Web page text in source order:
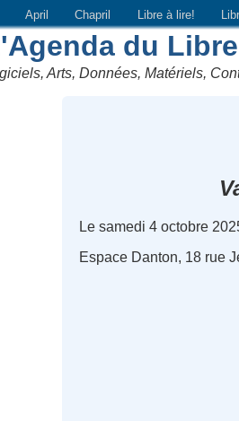
April Chapril Libre à lire!
du Libre
Arts, Données, Matériels,
Le samedi 4 octobre
Espace Danton, 18 rue